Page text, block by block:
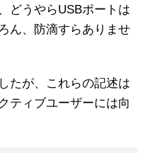
どうやらUSBポートは
ん、防滴すらありませ
たが、これらの記述は
ティブユーザーには向